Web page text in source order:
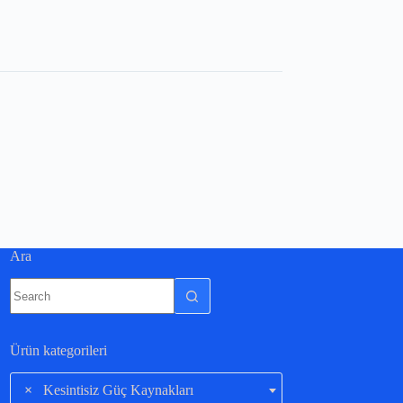
Ara
Ürün kategorileri
× Kesintisiz Güç Kaynakları